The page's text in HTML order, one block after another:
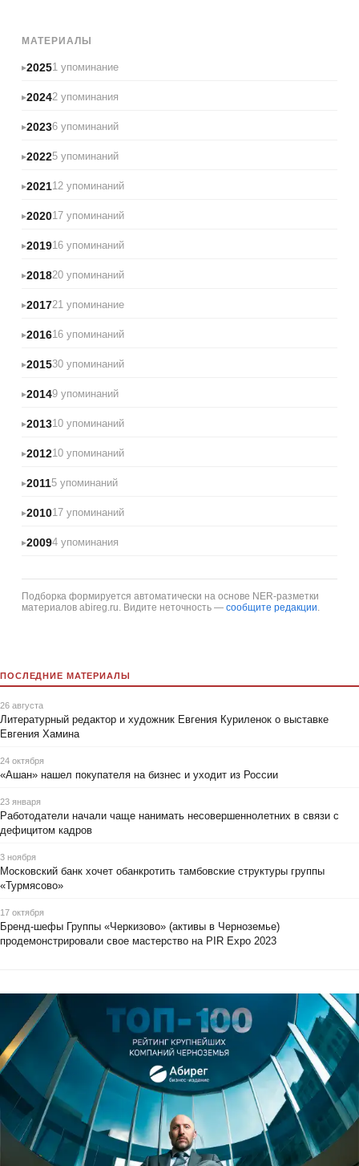
МАТЕРИАЛЫ
20251 упоминание
20242 упоминания
20236 упоминаний
20225 упоминаний
202112 упоминаний
202017 упоминаний
201916 упоминаний
201820 упоминаний
201721 упоминание
201616 упоминаний
201530 упоминаний
20149 упоминаний
201310 упоминаний
201210 упоминаний
20115 упоминаний
201017 упоминаний
20094 упоминания
Подборка формируется автоматически на основе NER-разметки
материалов abireg.ru. Видите неточность — сообщите редакции
ПОСЛЕДНИЕ МАТЕРИАЛЫ
26 августа
Литературный редактор и художник Евгения Куриленок о выставке
Евгения Хамина
24 октября
«Ашан» нашел покупателя на бизнес и уходит из России
23 января
Работодатели начали чаще нанимать несовершеннолетних в связи с
дефицитом кадров
3 ноября
Московский банк хочет обанкротить тамбовские структуры группы
«Турмясово»
17 октября
Бренд-шефы Группы «Черкизово» (активы в Черноземье)
продемонстрировали свое мастерство на PIR Expo 2023